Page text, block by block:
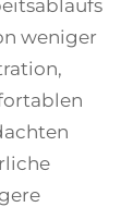
weniger